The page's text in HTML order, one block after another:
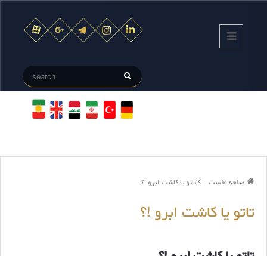
صفحه نخست تاتو یا کاشت ابرو !؟
تاتو یا کاشت ابرو !؟